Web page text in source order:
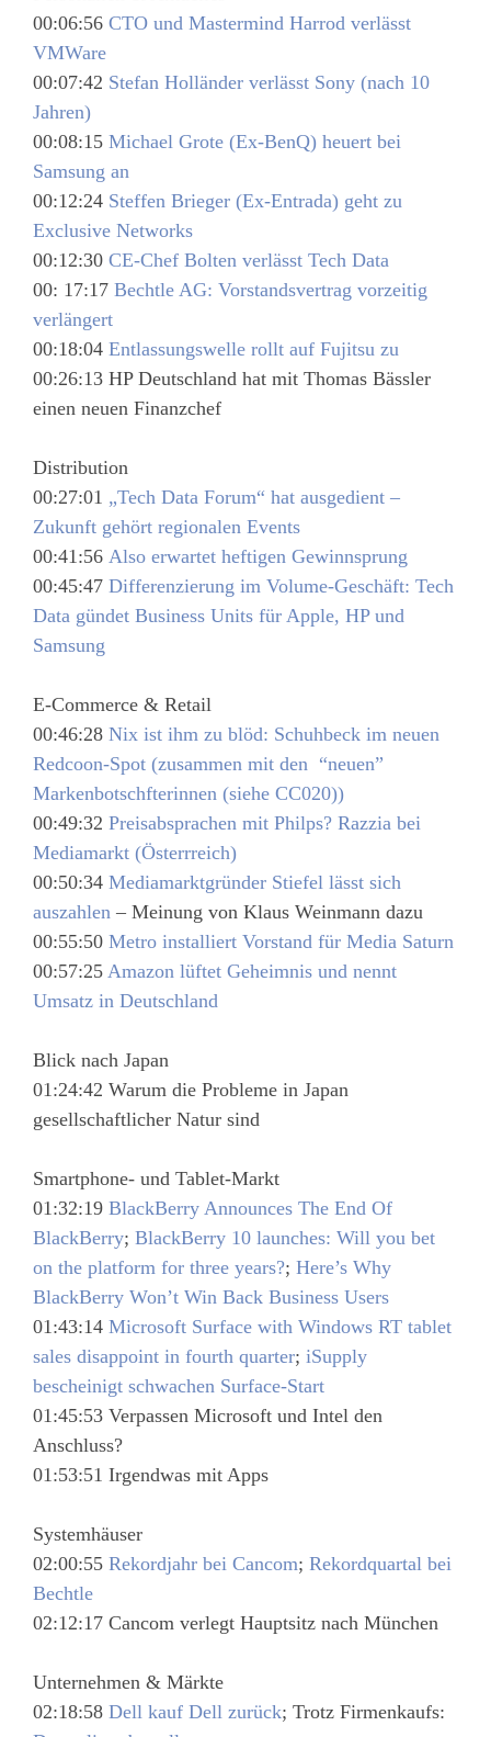
00:06:56 CTO und Mastermind Harrod verlässt
VMWare
00:07:42 Stefan Holländer verlässt Sony (nach 10
Jahren)
00:08:15 Michael Grote (Ex-BenQ) heuert bei
Samsung an
00:12:24 Steffen Brieger (Ex-Entrada) geht zu
Exclusive Networks
00:12:30 CE-Chef Bolten verlässt Tech Data
00: 17:17 Bechtle AG: Vorstandsvertrag vorzeitig
verlängert
00:18:04 Entlassungswelle rollt auf Fujitsu zu
00:26:13 HP Deutschland hat mit Thomas Bässler
einen neuen Finanzchef
Distribution
00:27:01 „Tech Data Forum“ hat ausgedient –
Zukunft gehört regionalen Events
00:41:56 Also erwartet heftigen Gewinnsprung
00:45:47 Differenzierung im Volume-Geschäft: Tech
Data gündet Business Units für Apple, HP und
Samsung
E-Commerce & Retail
00:46:28 Nix ist ihm zu blöd: Schuhbeck im neuen
Redcoon-Spot (zusammen mit den “neuen”
Markenbotschfterinnen (siehe CC020))
00:49:32 Preisabsprachen mit Philps? Razzia bei
Mediamarkt (Österrreich)
00:50:34 Mediamarktgründer Stiefel lässt sich
auszahlen – Meinung von Klaus Weinmann dazu
00:55:50 Metro installiert Vorstand für Media Saturn
00:57:25 Amazon lüftet Geheimnis und nennt
Umsatz in Deutschland
Blick nach Japan
01:24:42 Warum die Probleme in Japan
gesellschaftlicher Natur sind
Smartphone- und Tablet-Markt
01:32:19 BlackBerry Announces The End Of
BlackBerry; BlackBerry 10 launches: Will you bet
on the platform for three years?; Here’s Why
BlackBerry Won’t Win Back Business Users
01:43:14 Microsoft Surface with Windows RT tablet
sales disappoint in fourth quarter; iSupply
bescheinigt schwachen Surface-Start
01:45:53 Verpassen Microsoft und Intel den
Anschluss?
01:53:51 Irgendwas mit Apps
Systemhäuser
02:00:55 Rekordjahr bei Cancom; Rekordquartal bei
Bechtle
02:12:17 Cancom verlegt Hauptsitz nach München
Unternehmen & Märkte
02:18:58 Dell kauf Dell zurück; Trotz Firmenkaufs: